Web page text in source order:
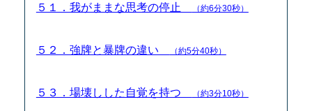
５１．我がままな思考の停止 （約6分30秒）
５２．強牌と暴牌の違い （約5分40秒）
５３．場壊しした自覚を持つ （約3分10秒）